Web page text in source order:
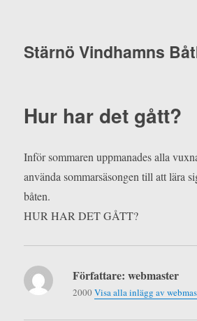
Stärnö Vindhamns
Hur har det gått?
Inför sommaren uppmanades alla
använda sommarsäsongen till att lära
båten.
HUR HAR DET GÅTT?
Författare: webmaster
2000Visa alla inlägg av